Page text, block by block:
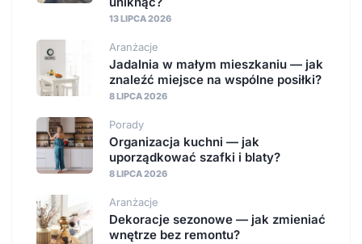
13 LIPCA 2026
Aranżacje
Jadalnia w małym mieszkaniu — jak
znaleźć miejsce na wspólne posiłki?
8 LIPCA 2026
Porady
Organizacja kuchni — jak
uporządkować szafki i blaty?
8 LIPCA 2026
Aranżacje
Dekoracje sezonowe — jak zmieniać
wnętrze bez remontu?